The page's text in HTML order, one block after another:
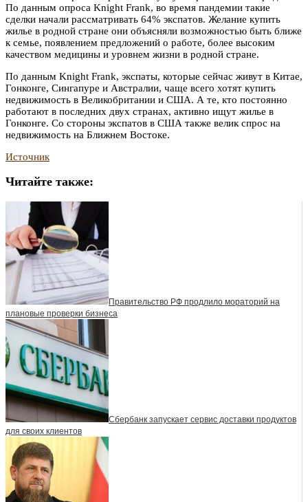
По данным опроса Knight Frank, во время пандемии такие
сделки начали рассматривать 64% экспатов. Желание купить
жилье в родной стране они объясняли возможностью быть ближе
к семье, появлением предложений о работе, более высоким
качеством медицины и уровнем жизни в родной стране.
По данным Knight Frank, экспаты, которые сейчас живут в Китае,
Гонконге, Сингапуре и Австралии, чаще всего хотят купить
недвижимость в Великобритании и США. А те, кто постоянно
работают в последних двух странах, активно ищут жилье в
Гонконге. Со стороны экспатов в США также велик спрос на
недвижимость на Ближнем Востоке.
Источник
Читайте также:
Правительство РФ продлило мораторий на
плановые проверки бизнеса
Сбербанк запускает сервис доставки продуктов
для своих клиентов